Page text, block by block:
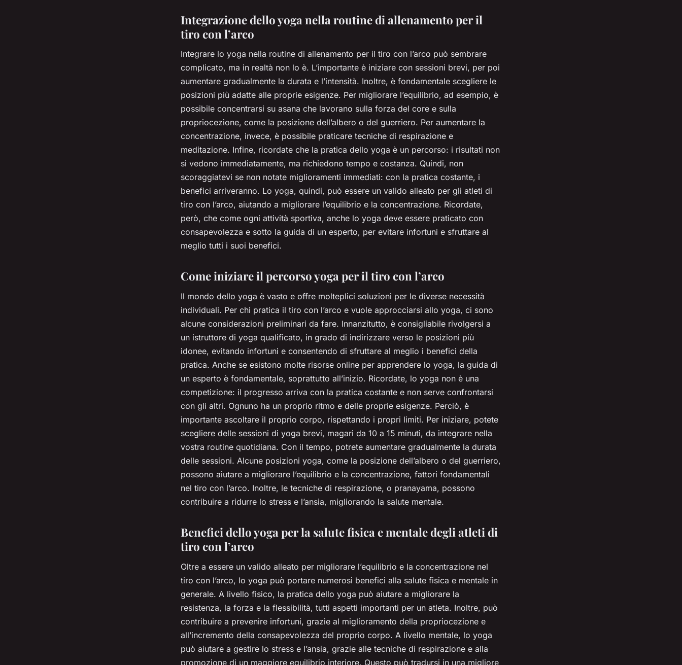
Integrazione dello yoga nella routine di allenamento per il
tiro con l’arco
Integrare lo yoga nella routine di allenamento per il tiro con l’arco può sembrare
complicato, ma in realtà non lo è. L’importante è iniziare con sessioni brevi, per poi
aumentare gradualmente la durata e l’intensità. Inoltre, è fondamentale scegliere le
posizioni più adatte alle proprie esigenze. Per migliorare l’equilibrio, ad esempio, è
possibile concentrarsi su asana che lavorano sulla forza del core e sulla
propriocezione, come la posizione dell’albero o del guerriero. Per aumentare la
concentrazione, invece, è possibile praticare tecniche di respirazione e
meditazione. Infine, ricordate che la pratica dello yoga è un percorso: i risultati non
si vedono immediatamente, ma richiedono tempo e costanza. Quindi, non
scoraggiatevi se non notate miglioramenti immediati: con la pratica costante, i
benefici arriveranno. Lo yoga, quindi, può essere un valido alleato per gli atleti di
tiro con l’arco, aiutando a migliorare l’equilibrio e la concentrazione. Ricordate,
però, che come ogni attività sportiva, anche lo yoga deve essere praticato con
consapevolezza e sotto la guida di un esperto, per evitare infortuni e sfruttare al
meglio tutti i suoi benefici.
Come iniziare il percorso yoga per il tiro con l’arco
Il mondo dello yoga è vasto e offre molteplici soluzioni per le diverse necessità
individuali. Per chi pratica il tiro con l’arco e vuole approcciarsi allo yoga, ci sono
alcune considerazioni preliminari da fare. Innanzitutto, è consigliabile rivolgersi a
un istruttore di yoga qualificato, in grado di indirizzare verso le posizioni più
idonee, evitando infortuni e consentendo di sfruttare al meglio i benefici della
pratica. Anche se esistono molte risorse online per apprendere lo yoga, la guida di
un esperto è fondamentale, soprattutto all’inizio. Ricordate, lo yoga non è una
competizione: il progresso arriva con la pratica costante e non serve confrontarsi
con gli altri. Ognuno ha un proprio ritmo e delle proprie esigenze. Perciò, è
importante ascoltare il proprio corpo, rispettando i propri limiti. Per iniziare, potete
scegliere delle sessioni di yoga brevi, magari da 10 a 15 minuti, da integrare nella
vostra routine quotidiana. Con il tempo, potrete aumentare gradualmente la durata
delle sessioni. Alcune posizioni yoga, come la posizione dell’albero o del guerriero,
possono aiutare a migliorare l’equilibrio e la concentrazione, fattori fondamentali
nel tiro con l’arco. Inoltre, le tecniche di respirazione, o pranayama, possono
contribuire a ridurre lo stress e l’ansia, migliorando la salute mentale.
Benefici dello yoga per la salute fisica e mentale degli atleti di
tiro con l’arco
Oltre a essere un valido alleato per migliorare l’equilibrio e la concentrazione nel
tiro con l’arco, lo yoga può portare numerosi benefici alla salute fisica e mentale in
generale. A livello fisico, la pratica dello yoga può aiutare a migliorare la
resistenza, la forza e la flessibilità, tutti aspetti importanti per un atleta. Inoltre, può
contribuire a prevenire infortuni, grazie al miglioramento della propriocezione e
all’incremento della consapevolezza del proprio corpo. A livello mentale, lo yoga
può aiutare a gestire lo stress e l’ansia, grazie alle tecniche di respirazione e alla
promozione di un maggiore equilibrio interiore. Questo può tradursi in una migliore